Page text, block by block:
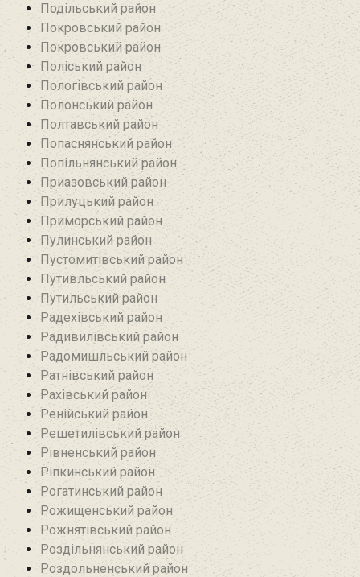
Подільський район
Покровський район
Покровський район
Поліський район
Пологівський район
Полонський район
Полтавський район
Попаснянський район
Попільнянський район‎
Приазовський район
Прилуцький район
Приморський район
Пулинський район
Пустомитівський район
Путивльський район‎
Путильський район
Радехівський район
Радивилівський район
Радомишльський район‎
Ратнівський район
Рахівський район
Ренійський район
Решетилівський район
Рівненський район
Ріпкинський район
Рогатинський район
Рожищенський район
Рожнятівський район
Роздільнянський район
Роздольненський район